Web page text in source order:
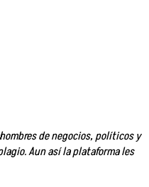
de negocios, políticos y
Aun así la plataforma les